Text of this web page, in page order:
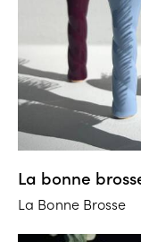
La bonne
La Bonne Brosse